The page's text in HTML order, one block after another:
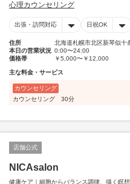
心理カウンセリング
出張・訪問対応 日祝OK
住所
北海道札幌市北区新琴似十
本日の営業状況 0:00〜24:00
価格帯
￥5,000〜￥12,000
主な料金・サービス
カウンセリング
カウンセリング 30分
店舗公式
NICAsalon
健康ケア｜細胞からバランス調律、描く瞑